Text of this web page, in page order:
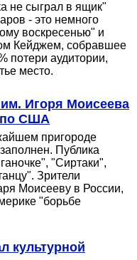
не сыграл в ящик"
- это немного
воскресенью" и
Кейджем, собравшее
потери аудитории,
место.
Игоря Моисеева
по США
пригороде
Публика
"Сиртаки",
Зрители
Моисееву в России,
"борьбе
культурной